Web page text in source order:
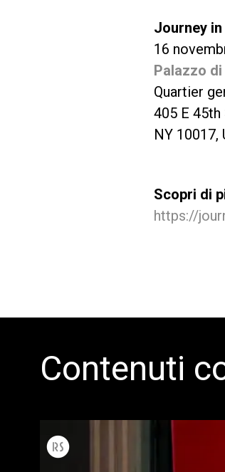
Journey
16
Palazzo
Quartier
405 E 45th
NY 10017,
Scopri di
https://
Contenuti